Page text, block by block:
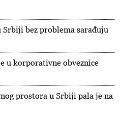
bez problema sarađuju
u korporativne obveznice
prostora u Srbiji pala je na